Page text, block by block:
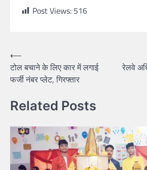
Post Views: 516
⟵
टोल बचाने के लिए कार में लगाई
फर्जी नंबर प्लेट, गिरफ्तार
रेलवे
Related Posts